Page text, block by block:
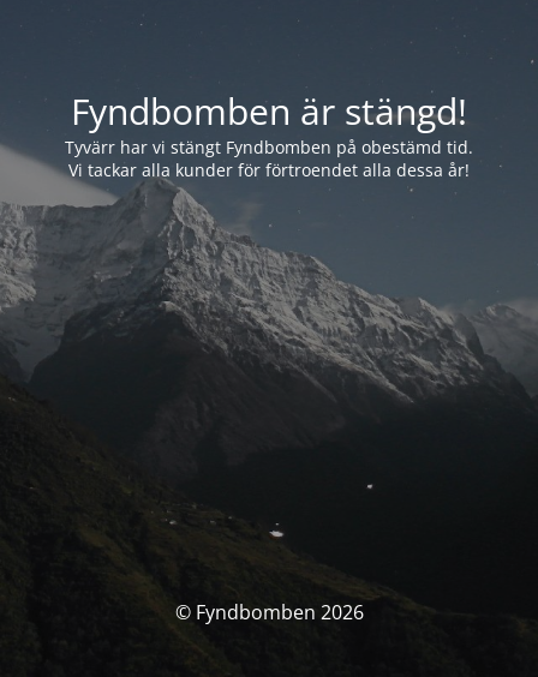
Fyndbomben är stängd!
Tyvärr har vi stängt Fyndbomben på obestämd tid.
Vi tackar alla kunder för förtroendet alla dessa år!
© Fyndbomben 2026